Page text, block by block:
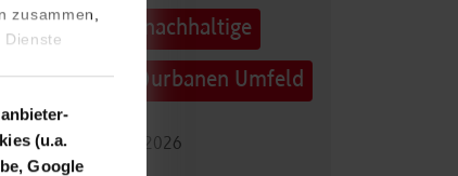
zusammen,
(u.a.
Google
– nachhaltige
im (sub)urbanen Umfeld
- 17.09.2026